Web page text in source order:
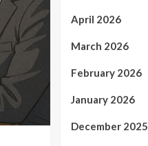
April 2026
March 2026
February 2026
January 2026
December 2025